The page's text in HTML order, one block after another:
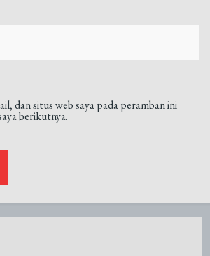
dan situs web saya pada peramban ini
berikutnya.